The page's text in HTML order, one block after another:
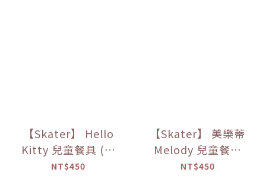
【Skater】 Hello
Kitty 兒童餐具 (湯
匙＆叉子)
NT$450
【Skater】 美樂蒂
Melody 兒童餐具
(湯匙＆叉子)
NT$450